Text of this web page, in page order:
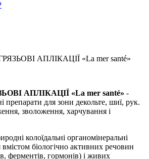
АПЛІКАЦІЇ «La mer santé»
АПЛІКАЦІЇ «La mer santé» -
препарати для зони декольте, шиї, рук.
зволоження, харчування і
колоїдальні органомінеральні
біологічно активних речовин
ферментів, гормонів) і живих